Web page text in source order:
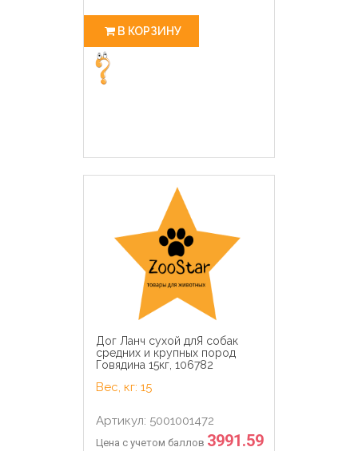
В КОРЗИНУ
Дог Ланч сухой длЯ собак
средних и крупных пород
Говядина 15кг, 106782
Вес, кг: 15
Артикул: 5001001472
Цена с учетом баллов 3991.59